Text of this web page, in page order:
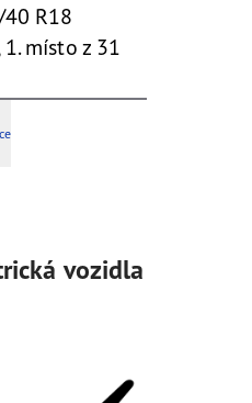
R18
místo z 31
vozidla